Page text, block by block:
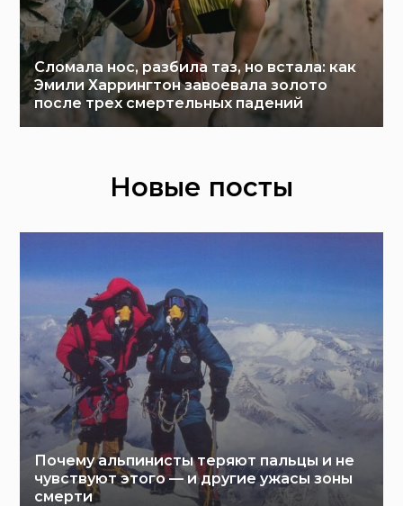
Сломала нос, разбила таз, но встала: как
Эмили Харрингтон завоевала золото
после трех смертельных падений
Новые посты
Почему альпинисты теряют пальцы и не
чувствуют этого — и другие ужасы зоны
смерти